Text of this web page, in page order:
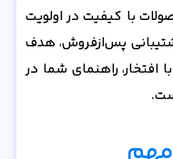
با کیفیت در اولویت
پس‌از‌فروش، هدف
راهنمای شما در